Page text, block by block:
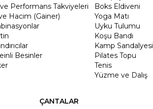
Performans Takviyeleri
Hacim (Gainer)
Besinler
Boks Eldiveni
Yoga Matı
Uyku Tulumu
Koşu Bandı
Kamp Sandalyesi
Pilates Topu
Tenis
Yüzme ve Dalış
ÇANTALAR